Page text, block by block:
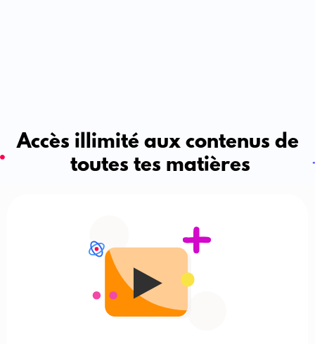
Accès illimité aux contenus de
toutes tes matières